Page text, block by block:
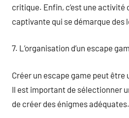
critique. Enfin, c’est une
captivante qui se démarque des
7. L’organisation d’un escape
Créer un escape game peut
Il est important de sélectionner
de créer des énigmes adéquates.